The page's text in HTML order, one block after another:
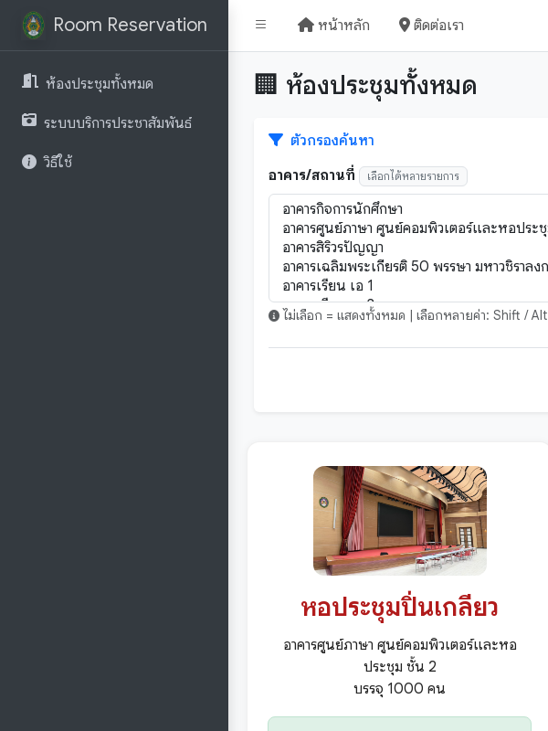
หน้าหลัก ติดต่อเรา
Room Reservation
ห้องประชุมทั้งหมด
ระบบบริการประชาสัมพันธ์
วิธีใช้
🏢 ห้องประชุมทั้งหมด
ตัวกรองค้นหา
อาคาร/สถานที่
เลือกได้หลายรายการ
ไม่เลือก = แสดงทั้งหมด | เลือกหลายค่า: Shift / Alt
หอประชุมปิ่นเกลียว
อาคารศูนย์ภาษา ศูนย์คอมพิวเตอร์และหอ
ประชุม ชั้น 2
บรรจุ 1000 คน